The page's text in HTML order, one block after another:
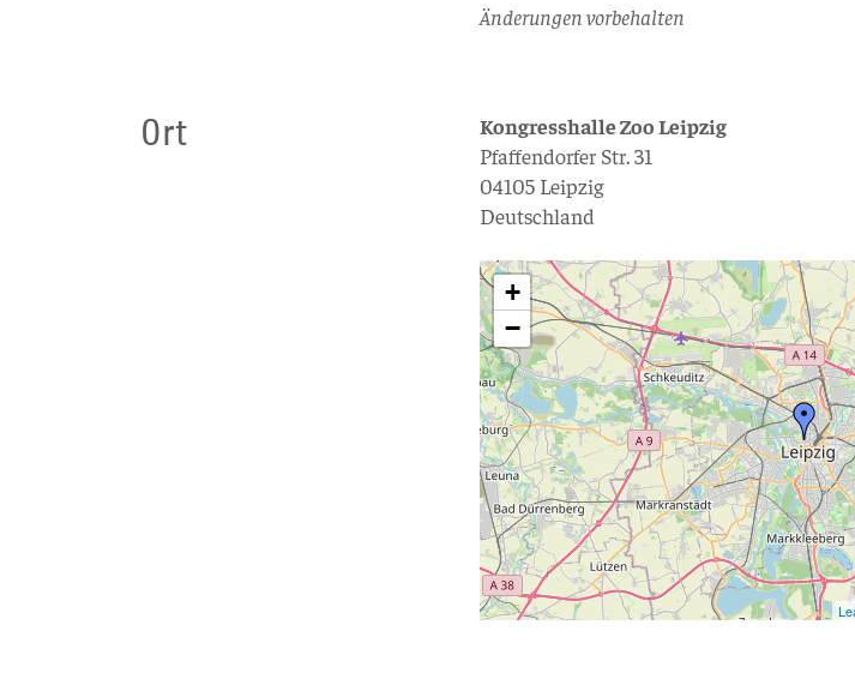
Änderungen vorbehalten
Ort
Kongresshalle Zoo Leipzig
Pfaffendorfer Str. 31
04105 Leipzig
Deutschland
+
−